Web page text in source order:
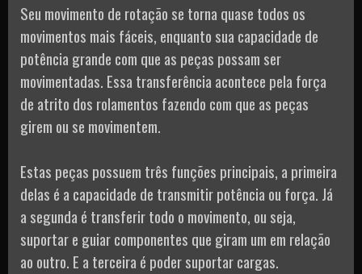
Seu movimento de rotação se torna quase todos os
movimentos mais fáceis, enquanto sua capacidade de
potência grande com que as peças possam ser
movimentadas. Essa transferência acontece pela força
de atrito dos rolamentos fazendo com que as peças
girem ou se movimentem.
Estas peças possuem três funções principais, a primeira
delas é a capacidade de transmitir potência ou força. Já
a segunda é transferir todo o movimento, ou seja,
suportar e guiar componentes que giram um em relação
ao outro. E a terceira é poder suportar cargas.